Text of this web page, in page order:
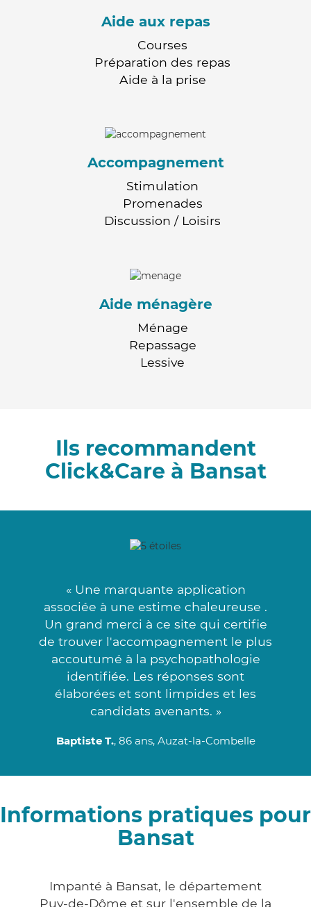
Aide aux repas
Courses
Préparation des repas
Aide à la prise
Accompagnement
Stimulation
Promenades
Discussion / Loisirs
Aide ménagère
Ménage
Repassage
Lessive
Ils recommandent
Click&Care à Bansat
« Une marquante application
associée à une estime chaleureuse .
Un grand merci à ce site qui certifie
de trouver l'accompagnement le plus
accoutumé à la psychopathologie
identifiée. Les réponses sont
élaborées et sont limpides et les
candidats avenants. »
Baptiste T., 86 ans, Auzat-la-Combelle
Informations pratiques pour
Bansat
Impanté à Bansat, le département
Puy-de-Dôme et sur l'ensemble de la